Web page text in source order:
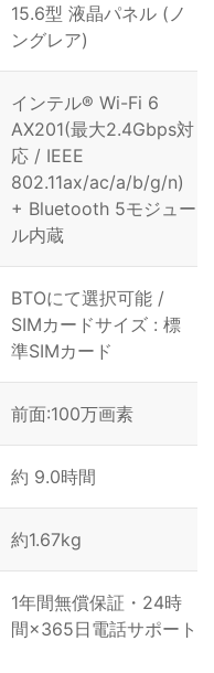
15.6型 液晶パネル (ノ
ングレア)
インテル® Wi-Fi 6
AX201(最大2.4Gbps対
応 / IEEE
802.11ax/ac/a/b/g/n)
+ Bluetooth 5モジュー
ル内蔵
BTOにて選択可能 /
SIMカードサイズ : 標
準SIMカード
前面:100万画素
約 9.0時間
約1.67kg
1年間無償保証・24時
間×365日電話サポート